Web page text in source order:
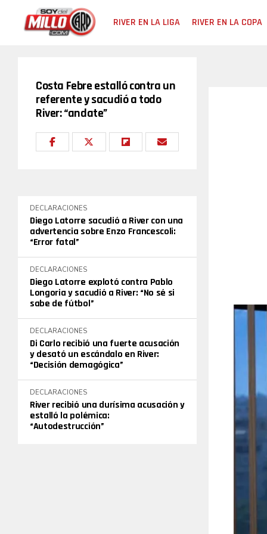
RIVER EN LA LIGA RIVER EN LA COPA
Costa Febre estalló contra un
referente y sacudió a todo
River: “andate”
DECLARACIONES
Diego Latorre sacudió a River con una
advertencia sobre Enzo Francescoli:
“Error fatal”
DECLARACIONES
Diego Latorre explotó contra Pablo
Longoria y sacudió a River: “No sé si
sabe de fútbol”
DECLARACIONES
Di Carlo recibió una fuerte acusación
y desató un escándalo en River:
“Decisión demagógica”
DECLARACIONES
River recibió una durísima acusación y
estalló la polémica:
“Autodestrucción”